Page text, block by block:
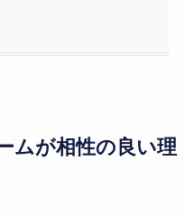
ムが相性の良い理